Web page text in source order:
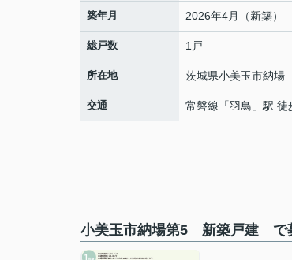
築年月 2026年4月（新築）
総戸数 1戸
所在地 茨城県小美玉市納場
交通 常磐線 「羽鳥 」駅
小美玉市納場第5 新築戸建 で